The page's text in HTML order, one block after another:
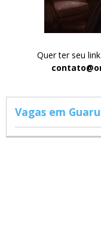
Quer ter seu
Vagas em